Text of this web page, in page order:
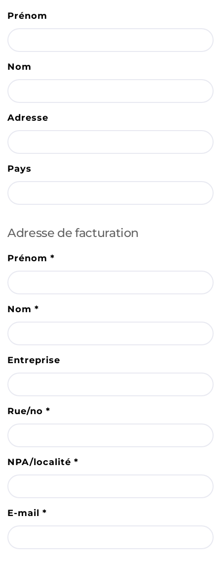
Prénom
Nom
Adresse
Pays
Adresse de facturation
Prénom *
Nom *
Entreprise
Rue/no *
NPA/localité *
E-mail *